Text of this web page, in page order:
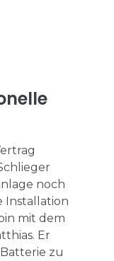
noch
Installation
mit dem
Er
zu